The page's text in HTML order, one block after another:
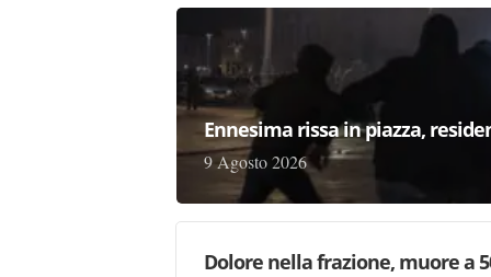
Ennesima rissa in piazza,
9 Agosto 2026
Dolore nella frazione, muore a